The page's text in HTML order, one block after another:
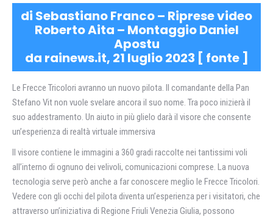
di Sebastiano Franco – Riprese video
Roberto Aita – Montaggio Daniel
Apostu
da rainews.it, 21 luglio 2023 [ fonte]
Le Frecce Tricolori avranno un nuovo pilota. Il comandante della Pan
Stefano Vit non vuole svelare ancora il suo nome. Tra poco inizierà il
suo addestramento. Un aiuto in più glielo darà il visore che consente
un’esperienza di realtà virtuale immersiva
Il visore contiene le immagini a 360 gradi raccolte nei tantissimi voli
all’interno di ognuno dei velivoli, comunicazioni comprese. La nuova
tecnologia serve però anche a far conoscere meglio le Frecce Tricolori.
Vedere con gli occhi del pilota diventa un’esperienza per i visitatori, che
attraverso un’iniziativa di Regione Friuli Venezia Giulia, possono